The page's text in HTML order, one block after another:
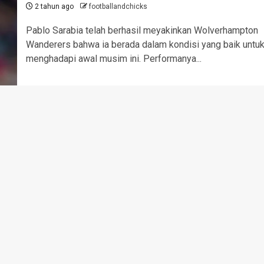
2 tahun ago footballandchicks
Pablo Sarabia telah berhasil meyakinkan Wolverhampton
Wanderers bahwa ia berada dalam kondisi yang baik untuk
menghadapi awal musim ini. Performanya...